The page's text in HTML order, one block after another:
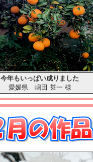
今年もいっぱい成りました
愛媛県嶋田 甚一 様